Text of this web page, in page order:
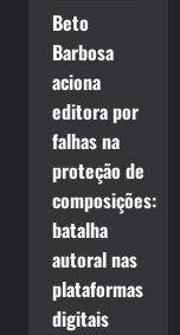
Beto
Barbosa
aciona
editora por
falhas na
proteção de
composições:
batalha
autoral nas
plataformas
digitais